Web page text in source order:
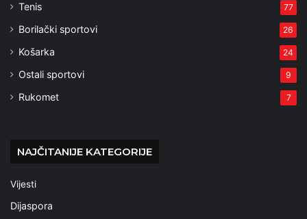
Tenis 77
Borilački sportovi 26
Košarka 24
Ostali sportovi 9
Rukomet 7
NAJČITANIJE KATEGORIJE
Vijesti
Dijaspora